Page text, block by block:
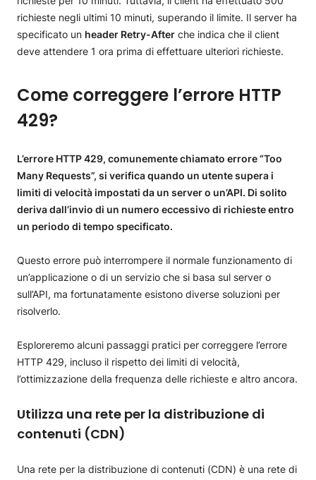
richieste negli ultimi 10 minuti, superando il limite. Il server ha
specificato un header Retry-After che indica che il client
deve attendere 1 ora prima di effettuare ulteriori richieste.
Come correggere l’errore HTTP
429?
L’errore HTTP 429, comunemente chiamato errore “Too
Many Requests”, si verifica quando un utente supera i
limiti di velocità impostati da un server o un’API. Di solito
deriva dall’invio di un numero eccessivo di richieste entro
un periodo di tempo specificato.
Questo errore può interrompere il normale funzionamento di
un’applicazione o di un servizio che si basa sul server o
sull’API, ma fortunatamente esistono diverse soluzioni per
risolverlo.
Esploreremo alcuni passaggi pratici per correggere l’errore
HTTP 429, incluso il rispetto dei limiti di velocità,
l’ottimizzazione della frequenza delle richieste e altro ancora.
Utilizza una rete per la distribuzione di
contenuti (CDN)
Una rete per la distribuzione di contenuti (CDN) è una rete di